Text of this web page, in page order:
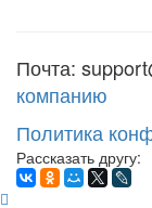
Почта:
компанию
Политика
Рассказать другу: